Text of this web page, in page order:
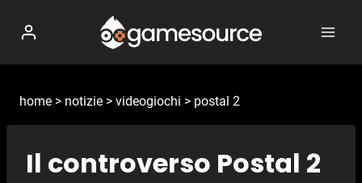
contenuto
home > notizie > videogiochi > postal 2
Il controverso Postal 2